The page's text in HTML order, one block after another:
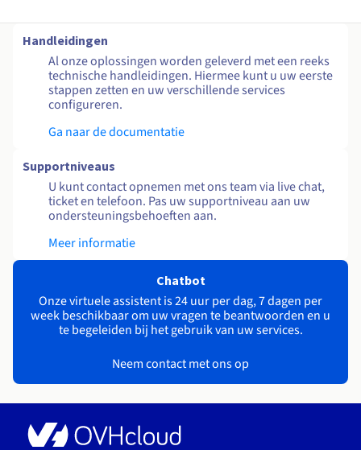
Handleidingen
Al onze oplossingen worden geleverd met een reeks
technische handleidingen. Hiermee kunt u uw eerste
stappen zetten en uw verschillende services
configureren.
Ga naar de documentatie
Supportniveaus
U kunt contact opnemen met ons team via live chat,
ticket en telefoon. Pas uw supportniveau aan uw
ondersteuningsbehoeften aan.
Meer informatie
Chatbot
Onze virtuele assistent is 24 uur per dag, 7 dagen per
week beschikbaar om uw vragen te beantwoorden en u
te begeleiden bij het gebruik van uw services.
Neem contact met ons op